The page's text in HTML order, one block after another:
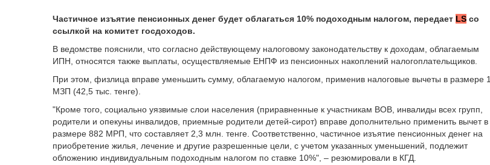
Частичное изъятие пенсионных денег будет облагаться 10% подоходным налогом, передает LS со
ссылкой на комитет госдоходов.
В ведомстве пояснили, что согласно действующему налоговому законодательству к доходам, облагаемым
ИПН, относятся также выплаты, осуществляемые ЕНПФ из пенсионных накоплений налогоплательщиков.
При этом, физлица вправе уменьшить сумму, облагаемую налогом, применив налоговые вычеты в размере 1
МЗП (42,5 тыс. тенге).
"Кроме того, социально уязвимые слои населения (приравненные к участникам ВОВ, инвалиды всех групп,
родители и опекуны инвалидов, приемные родители детей-сирот) вправе дополнительно применить вычет в
размере 882 МРП, что составляет 2,3 млн. тенге. Соответственно, частичное изъятие пенсионных денег на
приобретение жилья, лечение и другие разрешенные цели, с учетом указанных уменьшений, подлежит
обложению индивидуальным подоходным налогом по ставке 10%", – резюмировали в КГД.